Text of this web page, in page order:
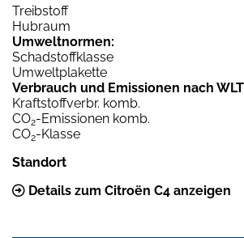
Treibstoff
Hubraum
Umweltnormen:
Schadstoffklasse
Umweltplakette
Verbrauch und Emissionen nach
Kraftstoffverbr. komb.
CO2-Emissionen komb.
CO2-Klasse
Standort
Details zum Citroën C4 anzeigen